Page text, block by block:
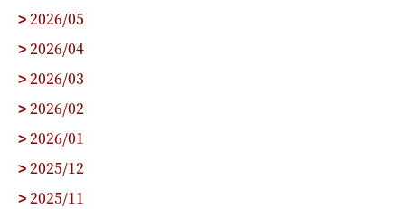
> 2026/05
> 2026/04
> 2026/03
> 2026/02
> 2026/01
> 2025/12
> 2025/11